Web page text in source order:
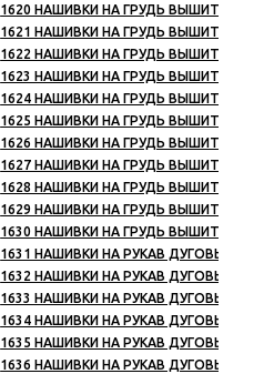
1620 НАШИВКИ НА ГРУДЬ ВЫШИТЫЕ ПС
1621 НАШИВКИ НА ГРУДЬ ВЫШИТЫЕ
1622 НАШИВКИ НА ГРУДЬ ВЫШИТЫЕ
1623 НАШИВКИ НА ГРУДЬ ВЫШИТЫЕ ВВ
1624 НАШИВКИ НА ГРУДЬ ВЫШИТЫЕ
1625 НАШИВКИ НА ГРУДЬ ВЫШИТЫЕ
1626 НАШИВКИ НА ГРУДЬ ВЫШИТЫЕ
1627 НАШИВКИ НА ГРУДЬ ВЫШИТЫЕ
1628 НАШИВКИ НА ГРУДЬ ВЫШИТЫЕ
1629 НАШИВКИ НА ГРУДЬ ВЫШИТЫЕ РФ
1630 НАШИВКИ НА ГРУДЬ ВЫШИТЫЕ
1631 НАШИВКИ НА РУКАВ ДУГОВЫЕ
1632 НАШИВКИ НА РУКАВ ДУГОВЫЕ
1633 НАШИВКИ НА РУКАВ ДУГОВЫЕ
1634 НАШИВКИ НА РУКАВ ДУГОВЫЕ
1635 НАШИВКИ НА РУКАВ ДУГОВЫЕ
1636 НАШИВКИ НА РУКАВ ДУГОВЫЕ